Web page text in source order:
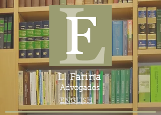
L. Farina
Advogados
ENGLISH